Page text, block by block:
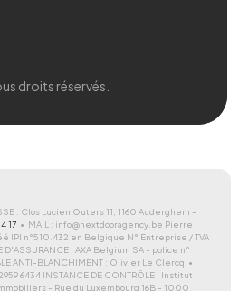
droits réservés.
: Clos Lucien Outers 11, 1160 Auderghem -
17• MAIL : info@nextdooragency.be Pierre
IPI n°510.432 en Belgique N° Entreprise / TVA
: AXA Belgium SA - police n°
ANTI-BLANCHIMENT : Olivier Le Clercq •
6434 INSTANCE DE CONTRÔLE : Institut
- Rue du Luxembourg 16B - 1000